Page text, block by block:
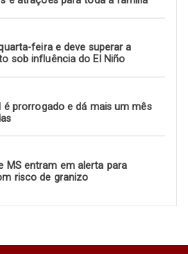
feira e deve superar a
sob influência do El Niño
é prorrogado e dá mais um mês
MS entram em alerta para
risco de granizo